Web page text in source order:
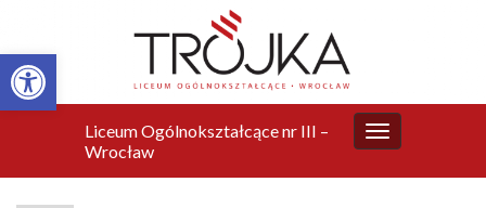
Otwórz pasek narzędzi
Przełącz
Liceum Ogólnokształcące nr III –
Wrocław